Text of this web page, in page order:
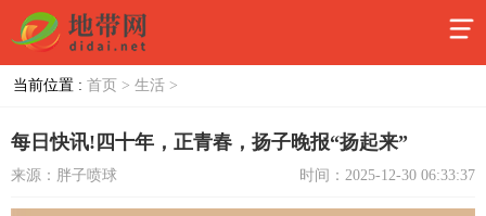
当前位置 : 首页 > 生活 >
每日快讯!四十年，正青春，扬子晚报“扬起来”
来源：胖子喷球 时间：2025-12-30 06:33:37